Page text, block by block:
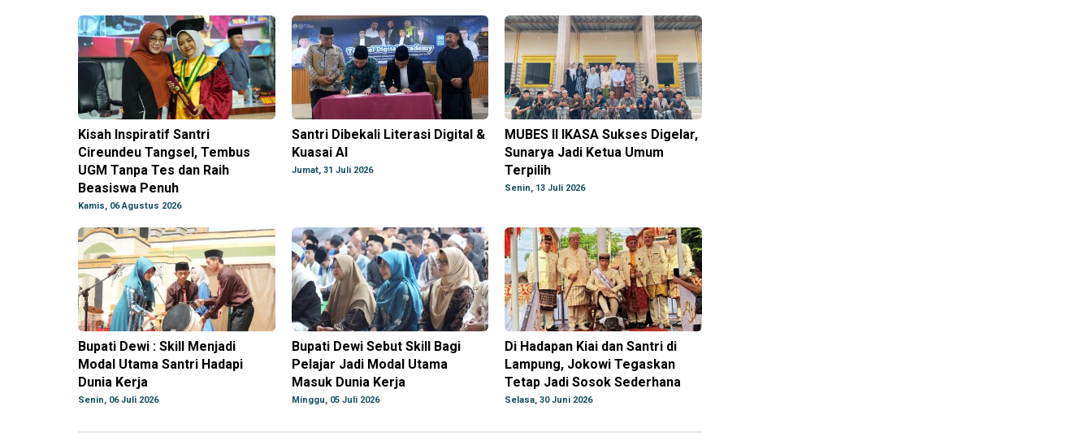
Kisah Inspiratif Santri
Cireundeu Tangsel, Tembus
UGM Tanpa Tes dan Raih
Beasiswa Penuh
Kamis, 06 Agustus 2026
Santri Dibekali Literasi Digital &
Kuasai AI
Jumat, 31 Juli 2026
MUBES II IKASA Sukses Digelar,
Sunarya Jadi Ketua Umum
Terpilih
Senin, 13 Juli 2026
Bupati Dewi : Skill Menjadi
Modal Utama Santri Hadapi
Dunia Kerja
Senin, 06 Juli 2026
Bupati Dewi Sebut Skill Bagi
Pelajar Jadi Modal Utama
Masuk Dunia Kerja
Minggu, 05 Juli 2026
Di Hadapan Kiai dan Santri di
Lampung, Jokowi Tegaskan
Tetap Jadi Sosok Sederhana
Selasa, 30 Juni 2026